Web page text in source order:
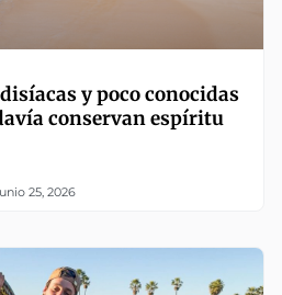
y poco conocidas
conservan espíritu
25, 2026